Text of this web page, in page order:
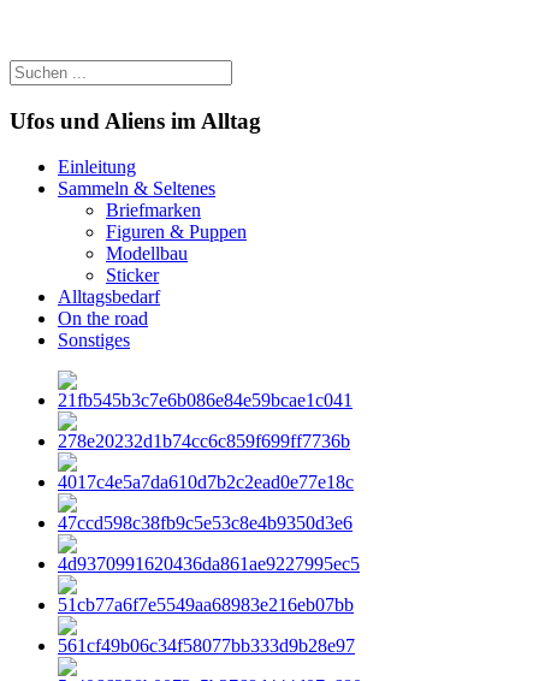
Ufos und Aliens im Alltag
Einleitung
Sammeln & Seltenes
Briefmarken
Figuren & Puppen
Modellbau
Sticker
Alltagsbedarf
On the road
Sonstiges